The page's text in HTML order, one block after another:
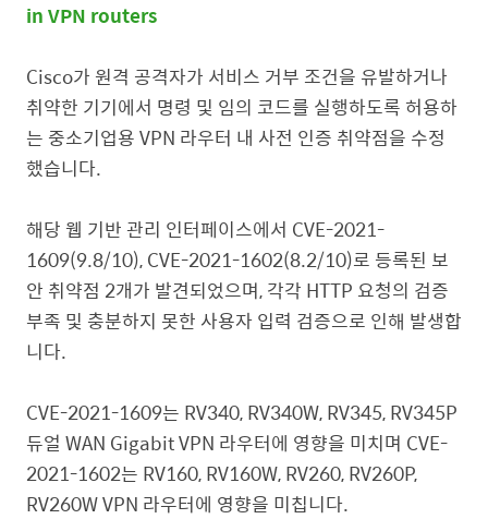
in VPN routers
Cisco가 원격 공격자가 서비스 거부 조건을 유발하거나
취약한 기기에서 명령 및 임의 코드를 실행하도록 허용하
는 중소기업용VPN 라우터 내 사전 인증 취약점을 수정
했습니다.
해당 웹 기반 관리 인터페이스에서 CVE-2021-
1609(9.8/10), CVE-2021-1602(8.2/10)로 등록된 보
안 취약점 2개가 발견되었으며,각각 HTTP 요청의 검증
부족 및 충분하지 못한 사용자 입력 검증으로 인해 발생합
니다.
CVE-2021-1609는 RV340, RV340W, RV345, RV345P
듀얼 WAN Gigabit VPN 라우터에 영향을 미치며 CVE-
2021-1602는 RV160, RV160W, RV260, RV260P,
RV260W VPN 라우터에 영향을 미칩니다.